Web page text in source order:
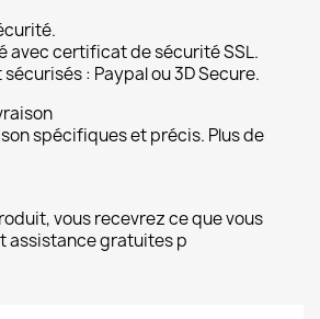
avec certificat de sécurité SSL.
: Paypal ou 3D Secure.
spécifiques et précis. Plus de
vous recevrez ce que vous
assistance gratuites p